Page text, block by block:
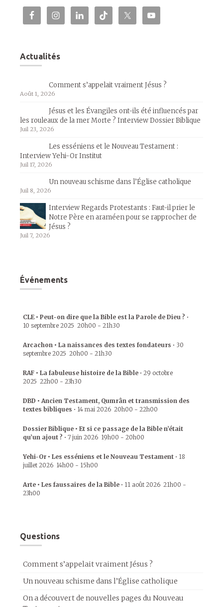
Actualités
Comment s’appelait vraiment Jésus ?
Août 1, 2026
Jésus et les Évangiles ont-ils été influencés par
les rouleaux de la mer Morte ? Interview Dossier Biblique
Juil 23, 2026
Les esséniens et le Nouveau Testament :
Interview Yehi-Or Institut
Juil 17, 2026
Un nouveau schisme dans l’Église catholique
Juil 8, 2026
Interview Regards Protestants : Faut-il prier le
Notre Père en araméen pour se rapprocher de
Jésus ?
Juil 7, 2026
Événements
CLE • Peut-on dire que la Bible est la Parole de Dieu ? •
10 septembre 2025 20h00 - 21h30
Arcachon • La naissances des textes fondateurs • 30
septembre 2025 20h00 - 21h30
RAF • La fabuleuse histoire de la Bible • 29 octobre
2025 22h00 - 23h30
DBD • Ancien Testament, Qumrân et transmission des
textes bibliques • 14 mai 2026 20h00 - 22h00
Dossier Biblique • Et si ce passage de la Bible n’était
qu’un ajout ? • 7 juin 2026 19h00 - 20h00
Yehi-Or • Les esséniens et le Nouveau Testament • 18
juillet 2026 14h00 - 15h00
Arte • Les faussaires de la Bible • 11 août 2026 21h00 -
23h00
Questions
Comment s’appelait vraiment Jésus ?
Un nouveau schisme dans l’Église catholique
On a découvert de nouvelles pages du Nouveau